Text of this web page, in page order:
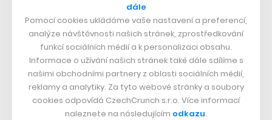
ČVUT karetní hra FEL ČVUT
Sdílet článek
Přejít do diskuze
dále
Pomocí cookies ukládáme vaše nastavení a preferencí,
analýze návštěvnosti našich stránek, zprostředkování
funkcí sociálních médií a k personalizaci obsahu.
Informace o užívání našich stránek také dále sdílíme s
našimi obchodními partnery z oblasti sociálních médií,
reklamy a analytiky. Za tyto webové stránky a soubory
cookies odpovídá CzechCrunch s.r.o. Více informací
naleznete na následujícím odkazu.